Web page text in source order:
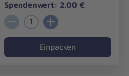
Spendenwert: 2.00 €
1
Einpacken